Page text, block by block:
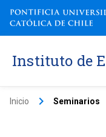
Instituto de
Inicio keyboard_arrow_right Seminarios